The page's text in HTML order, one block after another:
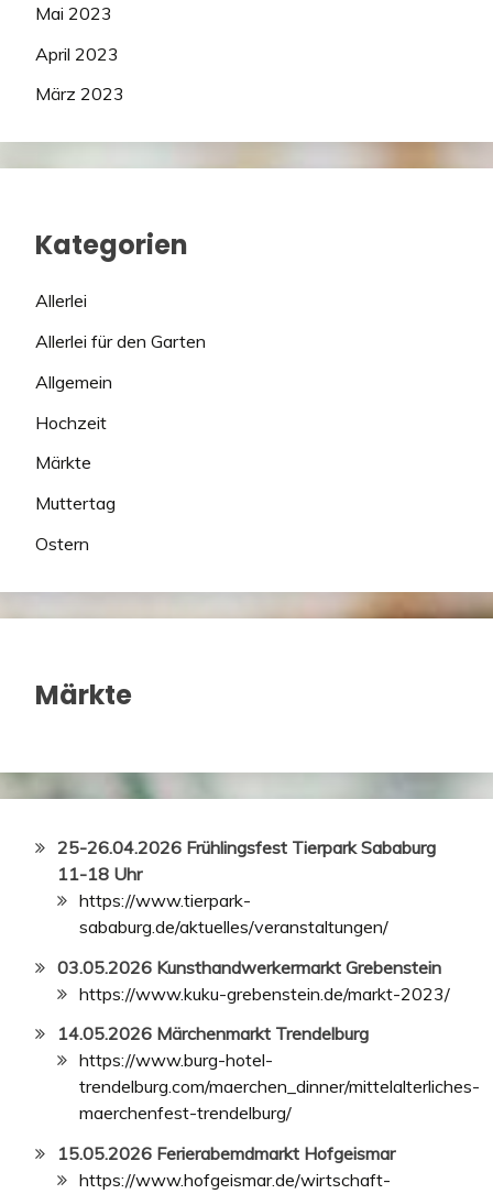
Mai 2023
April 2023
März 2023
Kategorien
Allerlei
Allerlei für den Garten
Allgemein
Hochzeit
Märkte
Muttertag
Ostern
Märkte
25-26.04.2026 Frühlingsfest Tierpark Sababurg
11-18 Uhr
https://www.tierpark-
sababurg.de/aktuelles/veranstaltungen/
03.05.2026 Kunsthandwerkermarkt Grebenstein
https://www.kuku-grebenstein.de/markt-2023/
14.05.2026 Märchenmarkt Trendelburg
https://www.burg-hotel-
trendelburg.com/maerchen_dinner/mittelalterliches-
maerchenfest-trendelburg/
15.05.2026 Ferierabemdmarkt Hofgeismar
https://www.hofgeismar.de/wirtschaft-